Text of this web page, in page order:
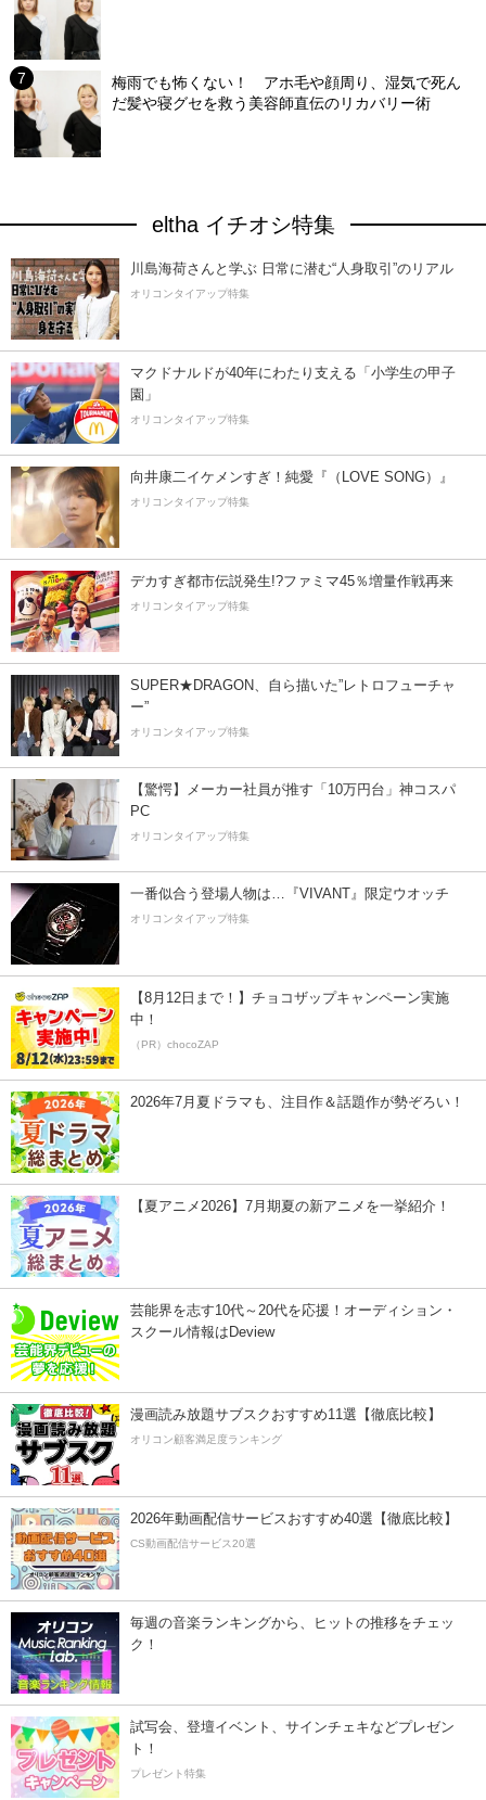
梅雨でも怖くない！ アホ毛や顔周り、湿気で死ん
だ髪や寝グセを救う美容師直伝のリカバリー術
eltha イチオシ特集
川島海荷さんと学ぶ 日常に潜む“人身取引”のリアル
オリコンタイアップ特集
マクドナルドが40年にわたり支える「小学生の甲子
園」
オリコンタイアップ特集
向井康二イケメンすぎ！純愛『（LOVE SONG）』
オリコンタイアップ特集
デカすぎ都市伝説発生!?ファミマ45％増量作戦再来
オリコンタイアップ特集
SUPER★DRAGON、自ら描いた”レトロフューチャ
ー”
オリコンタイアップ特集
【驚愕】メーカー社員が推す「10万円台」神コスパ
PC
オリコンタイアップ特集
一番似合う登場人物は…『VIVANT』限定ウオッチ
オリコンタイアップ特集
【8月12日まで！】チョコザップキャンペーン実施
中！
（PR）chocoZAP
2026年7月夏ドラマも、注目作＆話題作が勢ぞろい！
【夏アニメ2026】7月期夏の新アニメを一挙紹介！
芸能界を志す10代～20代を応援！オーディション・
スクール情報はDeview
漫画読み放題サブスクおすすめ11選【徹底比較】
オリコン顧客満足度ランキング
2026年動画配信サービスおすすめ40選【徹底比較】
CS動画配信サービス20選
毎週の音楽ランキングから、ヒットの推移をチェッ
ク！
試写会、登壇イベント、サインチェキなどプレゼン
ト！
プレゼント特集